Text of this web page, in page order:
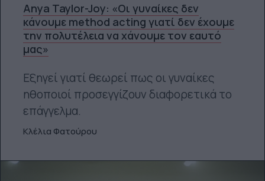
Anya Taylor-Joy: «Οι γυναίκες δεν
κάνουμε method acting γιατί δεν έχουμε
την πολυτέλεια να χάνουμε τον εαυτό
μας»
Εξηγεί γιατί θεωρεί πως οι γυναίκες
ηθοποιοί προσεγγίζουν διαφορετικά το
επάγγελμα.
Κλέλια Φατούρου